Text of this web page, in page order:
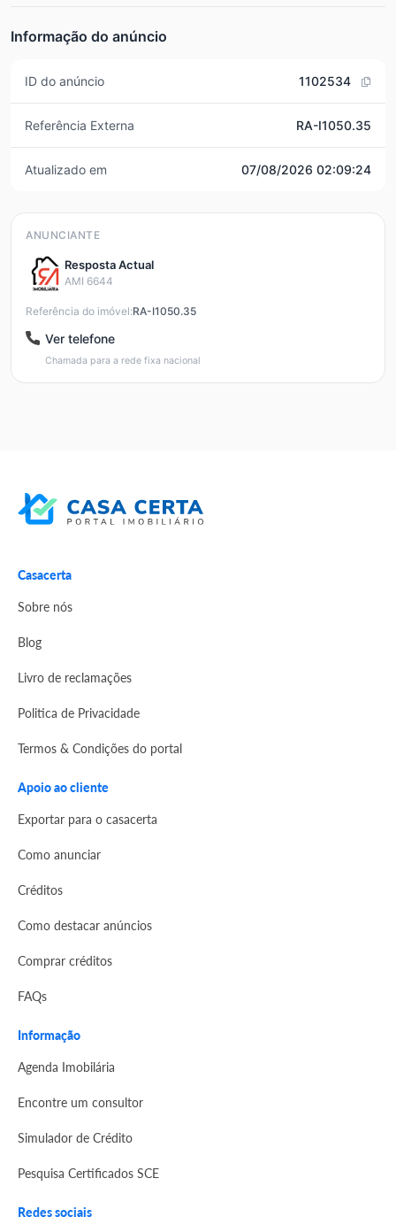
Informação do anúncio
ID do anúncio 1102534
Referência Externa RA-I1050.35
Atualizado em 07/08/2026 02:09:24
ANUNCIANTE
Resposta Actual
AMI 6644
Referência do imóvel:RA-I1050.35
Ver telefone
Chamada para a rede fixa nacional
Casacerta
Sobre nós
Blog
Livro de reclamações
Politica de Privacidade
Termos & Condições do portal
Apoio ao cliente
Exportar para o casacerta
Como anunciar
Créditos
Como destacar anúncios
Comprar créditos
FAQs
Informação
Agenda Imobilária
Encontre um consultor
Simulador de Crédito
Pesquisa Certificados SCE
Redes sociais